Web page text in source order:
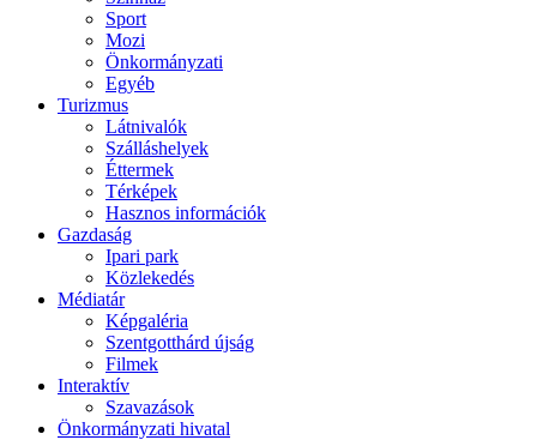
Sport
Mozi
Önkormányzati
Egyéb
Turizmus
Látnivalók
Szálláshelyek
Éttermek
Térképek
Hasznos információk
Gazdaság
Ipari park
Közlekedés
Médiatár
Képgaléria
Szentgotthárd újság
Filmek
Interaktív
Szavazások
Önkormányzati hivatal